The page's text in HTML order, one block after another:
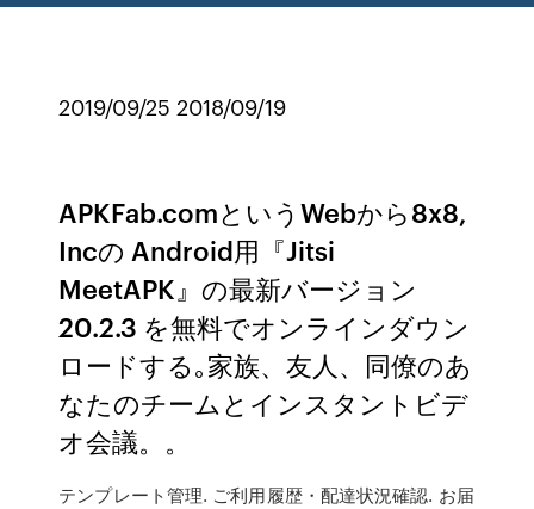
2019/09/25 2018/09/19
APKFab.comというWebから8x8,
Incの Android用『Jitsi
MeetAPK』の最新バージョン
20.2.3 を無料でオンラインダウン
ロードする｡家族、友人、同僚のあ
なたのチームとインスタントビデ
オ会議。。
テンプレート管理. ご利用履歴・配達状況確認. お届